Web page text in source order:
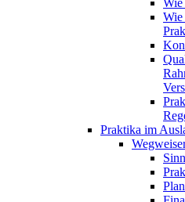
Wie
Praktika im